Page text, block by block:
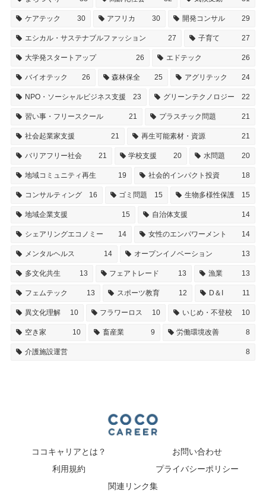
ケアテック 30 アフリカ 30 開発コンサル 29
エシカル・サステナブルファッション 27 子育て 27
大学発スタートアップ 26 エドテック 26
バイオテック 26 森林保全 25 アグリテック 24
NPO・ソーシャルビジネス支援 23 グリーンテクノロジー 22
習い事・フリースクール 21 プラスチック問題 21
社会起業家支援 21 再生可能素材・資源 21
バリアフリー社会 21 学校支援 20 水問題 20
地域コミュニティ再生 19 社会的インパクト投資 18
コンサルティング 16 ゴミ問題 15 生物多様性保護 15
地域企業支援 15 自治体支援 14
シェアリングエコノミー 14 女性のエンパワーメント 14
メンタルヘルス 14 オープンイノベーション 13
多文化共生 13 フェアトレード 13 漁業 13
フェムテック 13 スポーツ教育 12 D＆I 11
異文化理解 10 フラワーロス 10 いじめ・不登校 10
空き家 10 畜産業 9 労働環境改善 8
介護施設運営 8
ココキャリアとは？
お問い合わせ
利用規約
プライバシーポリシー
関連リンク集